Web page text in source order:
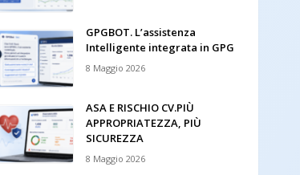
GPGBOT. L’assistenza
Intelligente integrata in GPG
8 Maggio 2026
ASA E RISCHIO CV.PIÙ
APPROPRIATEZZA, PIÙ
SICUREZZA
8 Maggio 2026